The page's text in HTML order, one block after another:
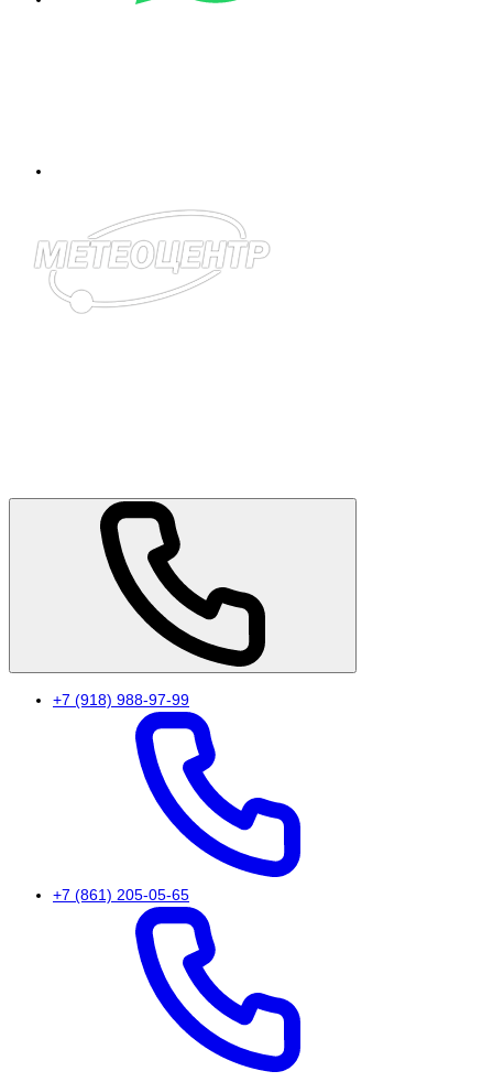
+7 (918) 988-97-99
+7 (861) 205-05-65